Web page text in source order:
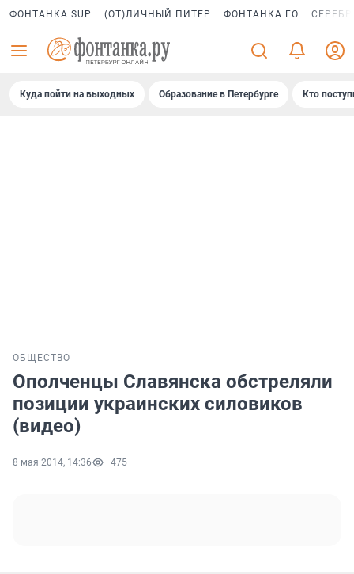
ФОНТАНКА SUP (ОТ)ЛИЧНЫЙ ПИТЕР ФОНТАНКА ГО
Куда пойти на выходных Образование в Петербурге Кто
ОБЩЕСТВО
Ополченцы Славянска обстреляли
позиции украинских силовиков
(видео)
8 мая 2014, 14:36 475